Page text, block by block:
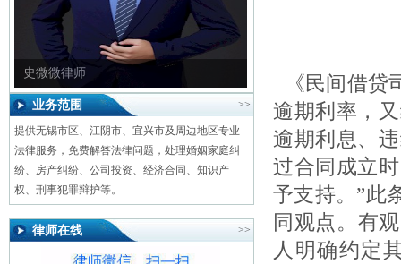
史微微律师
业务范围 >>
提供无锡市区、江阴市、宜兴市及周边地区专业
法律服务，免费解答法律问题，处理婚姻家庭纠
纷、房产纠纷、公司投资、经济合同、知识产
权、刑事犯罪辩护等。
律师在线 >>
《民间借贷
逾期利率，
逾期利息、
过合同成立
予支持。”此
同观点。有
人明确约定